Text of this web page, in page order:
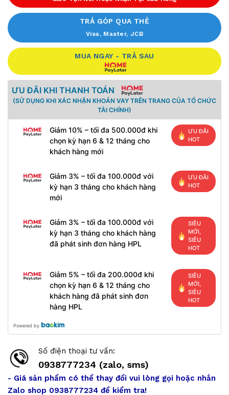
TRẢ GÓP QUA THẺ
Visa, Master, JCB
MUA NGAY - TRẢ SAU
ƯU ĐÃI KHI THANH TOÁN
(SỬ DỤNG KHI XÁC NHẬN KHOẢN VAY TRÊN TRANG CỦA TỔ CHỨC
TÀI CHÍNH)
Giảm 10% – tối đa 500.000đ khi
chọn kỳ hạn 6 & 12 tháng cho
khách hàng mới
ƯU ĐÃI
HOT
Giảm 3% – tối đa 100.000đ với
kỳ hạn 3 tháng cho khách hàng
mới
ƯU ĐÃI
HOT
Giảm 3% – tối đa 100.000đ với
kỳ hạn 3 tháng cho khách hàng
đã phát sinh đơn hàng HPL
SIÊU
MỚI,
SIÊU
HOT
Giảm 5% – tối đa 200.000đ khi
chọn kỳ hạn 6 & 12 tháng cho
khách hàng đã phát sinh đơn
hàng HPL
SIÊU
MỚI,
SIÊU
HOT
Powered by
Số điện thoại tư vấn:
0938777234 (zalo, sms)
- Giá sản phẩm có thể thay đổi vui lòng gọi hoặc nhắn
Zalo shop 0938777234 để kiểm tra!